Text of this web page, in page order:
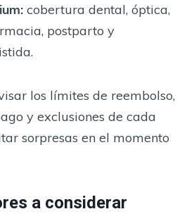
cobertura dental, óptica,
postparto y
los límites de reembolso,
y exclusiones de cada
sorpresas en el momento
a considerar